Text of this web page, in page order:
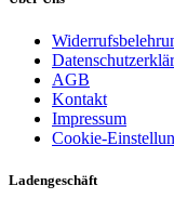
AGB
Kontakt
Impressum
Cookie-
Ladengeschäft